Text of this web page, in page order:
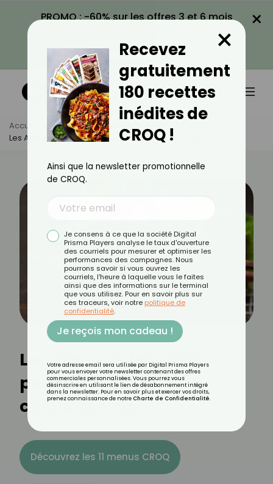
PROMO : -60% sur les offres 3 et 6 mois
VOIR LA PROMO
×
Accueil Actus
Alimentation
Les Aliments Interdits Pendant Une Chimiothérapie
Les aliments interdits
pendant une
chimiothérapie
Découvrez les 11 menus CROQ
Recevez
gratuitement
180 recettes
inédites de
CROQ !
×
Ainsi que la newsletter promotionnelle
de CROQ.
Je consens à ce que la société Digital
Prisma Players analyse le taux d'ouverture
des courriels pour mesurer et optimiser les
performances des campagnes. Nous
pourrons savoir si vous ouvrez les
courriels, l'heure à laquelle vous le faites
ainsi que des informations sur le terminal
que vous utilisez. Pour en savoir plus sur
ces traceurs, voir notre politique de
confidentialité.
Je reçois mon cadeau !
Votre adresse email sera utilisée par Digital Prisma Players
pour vous envoyer votre newsletter contenant des offres
commerciales personnalisées. Vous pourrez vous
désinscrire en utilisant le lien de désabonnement intégré
dans la newsletter. Pour en savoir plus et exercer vos droits,
prenez connaissance de notre Charte de Confidentialité.